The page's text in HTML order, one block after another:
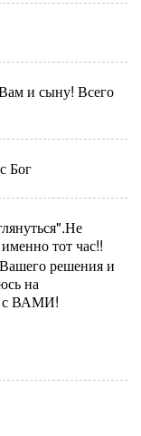
и сыну! Всего
Бог
тот час!!
решения и
на
с ВАМИ!